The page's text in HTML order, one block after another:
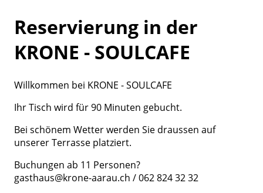
Reservierung in der
KRONE - SOULCAFE
Willkommen bei KRONE - SOULCAFE
Ihr Tisch wird für 90 Minuten gebucht.
Bei schönem Wetter werden Sie draussen auf
unserer Terrasse platziert.
Buchungen ab 11 Personen?
gasthaus@krone-aarau.ch / 062 824 32 32